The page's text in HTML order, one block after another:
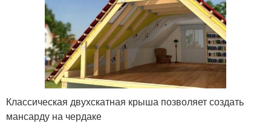
Классическая двухскатная крыша позволяет создать
мансарду на чердаке